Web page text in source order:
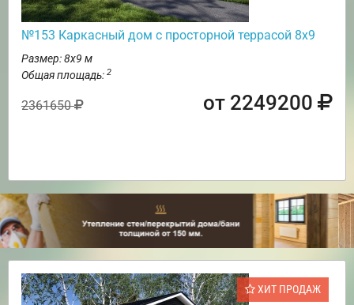
№153 Каркасный дом с просторной террасой 8х9
Размер: 8х9 м
Общая площадь: 2
2361650 от 2249200
ХИТ ПРОДАЖ